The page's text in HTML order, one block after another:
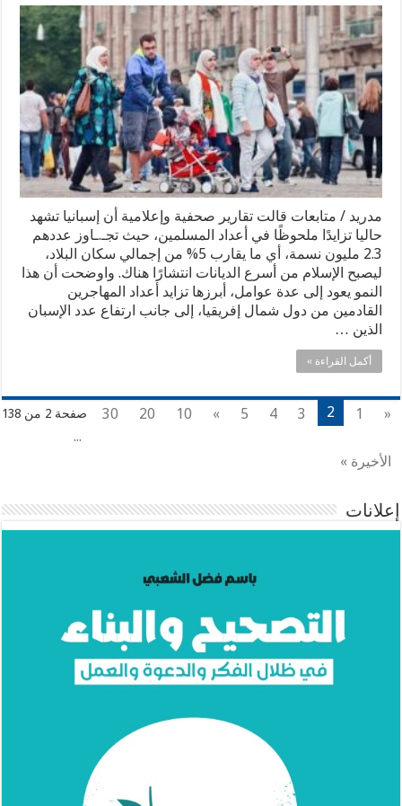
مدريد / متابعات قالت تقارير صحفية وإعلامية أن إسبانيا تشهد
حاليا تزايدًا ملحوظًا في أعداد المسلمين، حيث تجـ.ـاوز عددهم
2.3 مليون نسمة، أي ما يقارب 5% من إجمالي سكان البلاد،
ليصبح الإسلام من أسرع الديانات انتشارًا هناك. واوضحت أن هذا
النمو يعود إلى عدة عوامل، أبرزها تزايد أعداد المهاجرين
القادمين من دول شمال إفريقيا، إلى جانب ارتفاع عدد الإسبان
الذين …
أكمل القراءة »
صفحة 2 من 138 «
1
2
3
4
5
»
10
20
30
...
الأخيرة »
إعلانات